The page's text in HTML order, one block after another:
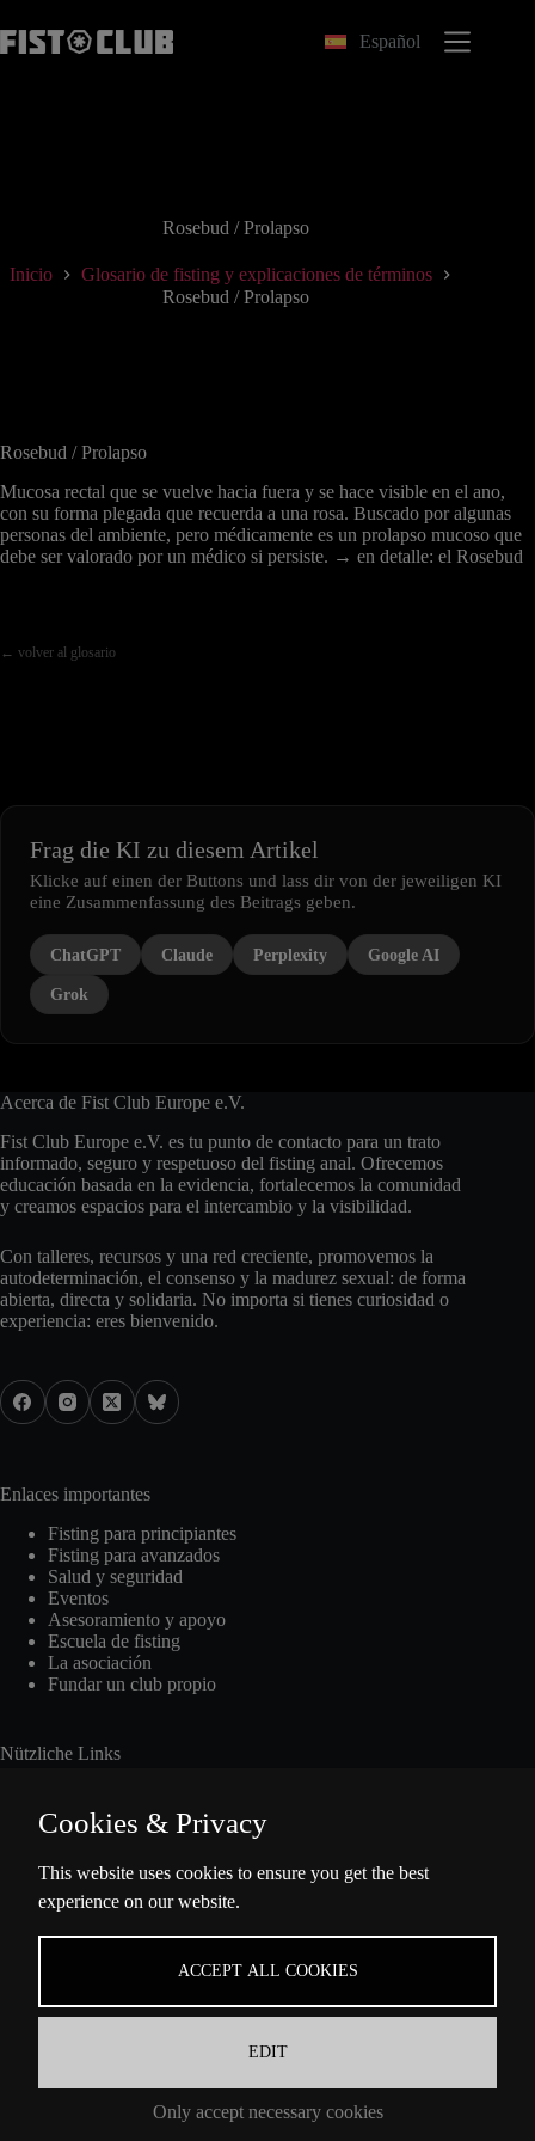
al
contenido
Español
Rosebud / Prolapso
Inicio
Glosario de fisting y explicaciones de términos
Rosebud / Prolapso
Rosebud / Prolapso
Mucosa rectal que se vuelve hacia fuera y se hace visible en el ano,
con su forma plegada que recuerda a una rosa. Buscado por algunas
personas del ambiente, pero médicamente es un prolapso mucoso que
debe ser valorado por un médico si persiste. → en detalle: el Rosebud
← volver al glosario
Frag die KI zu diesem Artikel
Klicke auf einen der Buttons und lass dir von der jeweiligen KI
eine Zusammenfassung des Beitrags geben.
ChatGPT Claude Perplexity Google AI
Grok
Acerca de Fist Club Europe e.V.
Fist Club Europe e.V. es tu punto de contacto para un trato
informado, seguro y respetuoso del fisting anal. Ofrecemos
educación basada en la evidencia, fortalecemos la comunidad
y creamos espacios para el intercambio y la visibilidad.
Con talleres, recursos y una red creciente, promovemos la
autodeterminación, el consenso y la madurez sexual: de forma
abierta, directa y solidaria. No importa si tienes curiosidad o
experiencia: eres bienvenido.
Enlaces importantes
Fisting para principiantes
Fisting para avanzados
Salud y seguridad
Eventos
Asesoramiento y apoyo
Escuela de fisting
La asociación
Fundar un club propio
Nützliche Links
Presse
Über Uns
Ella-Barowsky-Str. 47 10829 Berlin
Cookies & Privacy
This website uses cookies to ensure you get the best
experience on our website.
ACCEPT ALL COOKIES
EDIT
Only accept necessary cookies